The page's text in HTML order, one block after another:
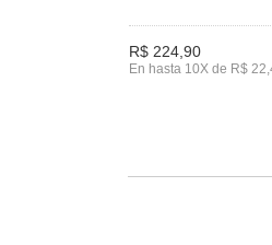
R$ 224,90
En hasta 10X de R$